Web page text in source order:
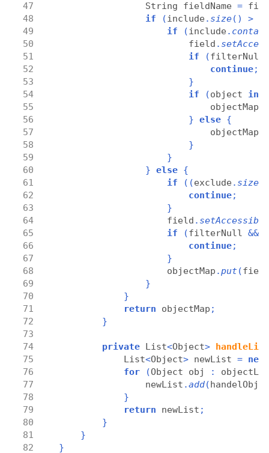
                String fieldName
=
if
(include . size() >
if
(include .
                        field
.
if
(filterNull
continue;
}
if
(object
                            objectMap
} else {
                            objectMap
}
}
} else {
if
((exclude . size
continue;
}
                    field
. setAccessible
if
(filterNull &&
continue;
}
                    objectMap
.put(
}
}
return objectMap ;
}
private List<Object> handleList
            List
<Object> newList = new
for
(Object obj :
                newList
.add(
}
return newList ;
}
}
}